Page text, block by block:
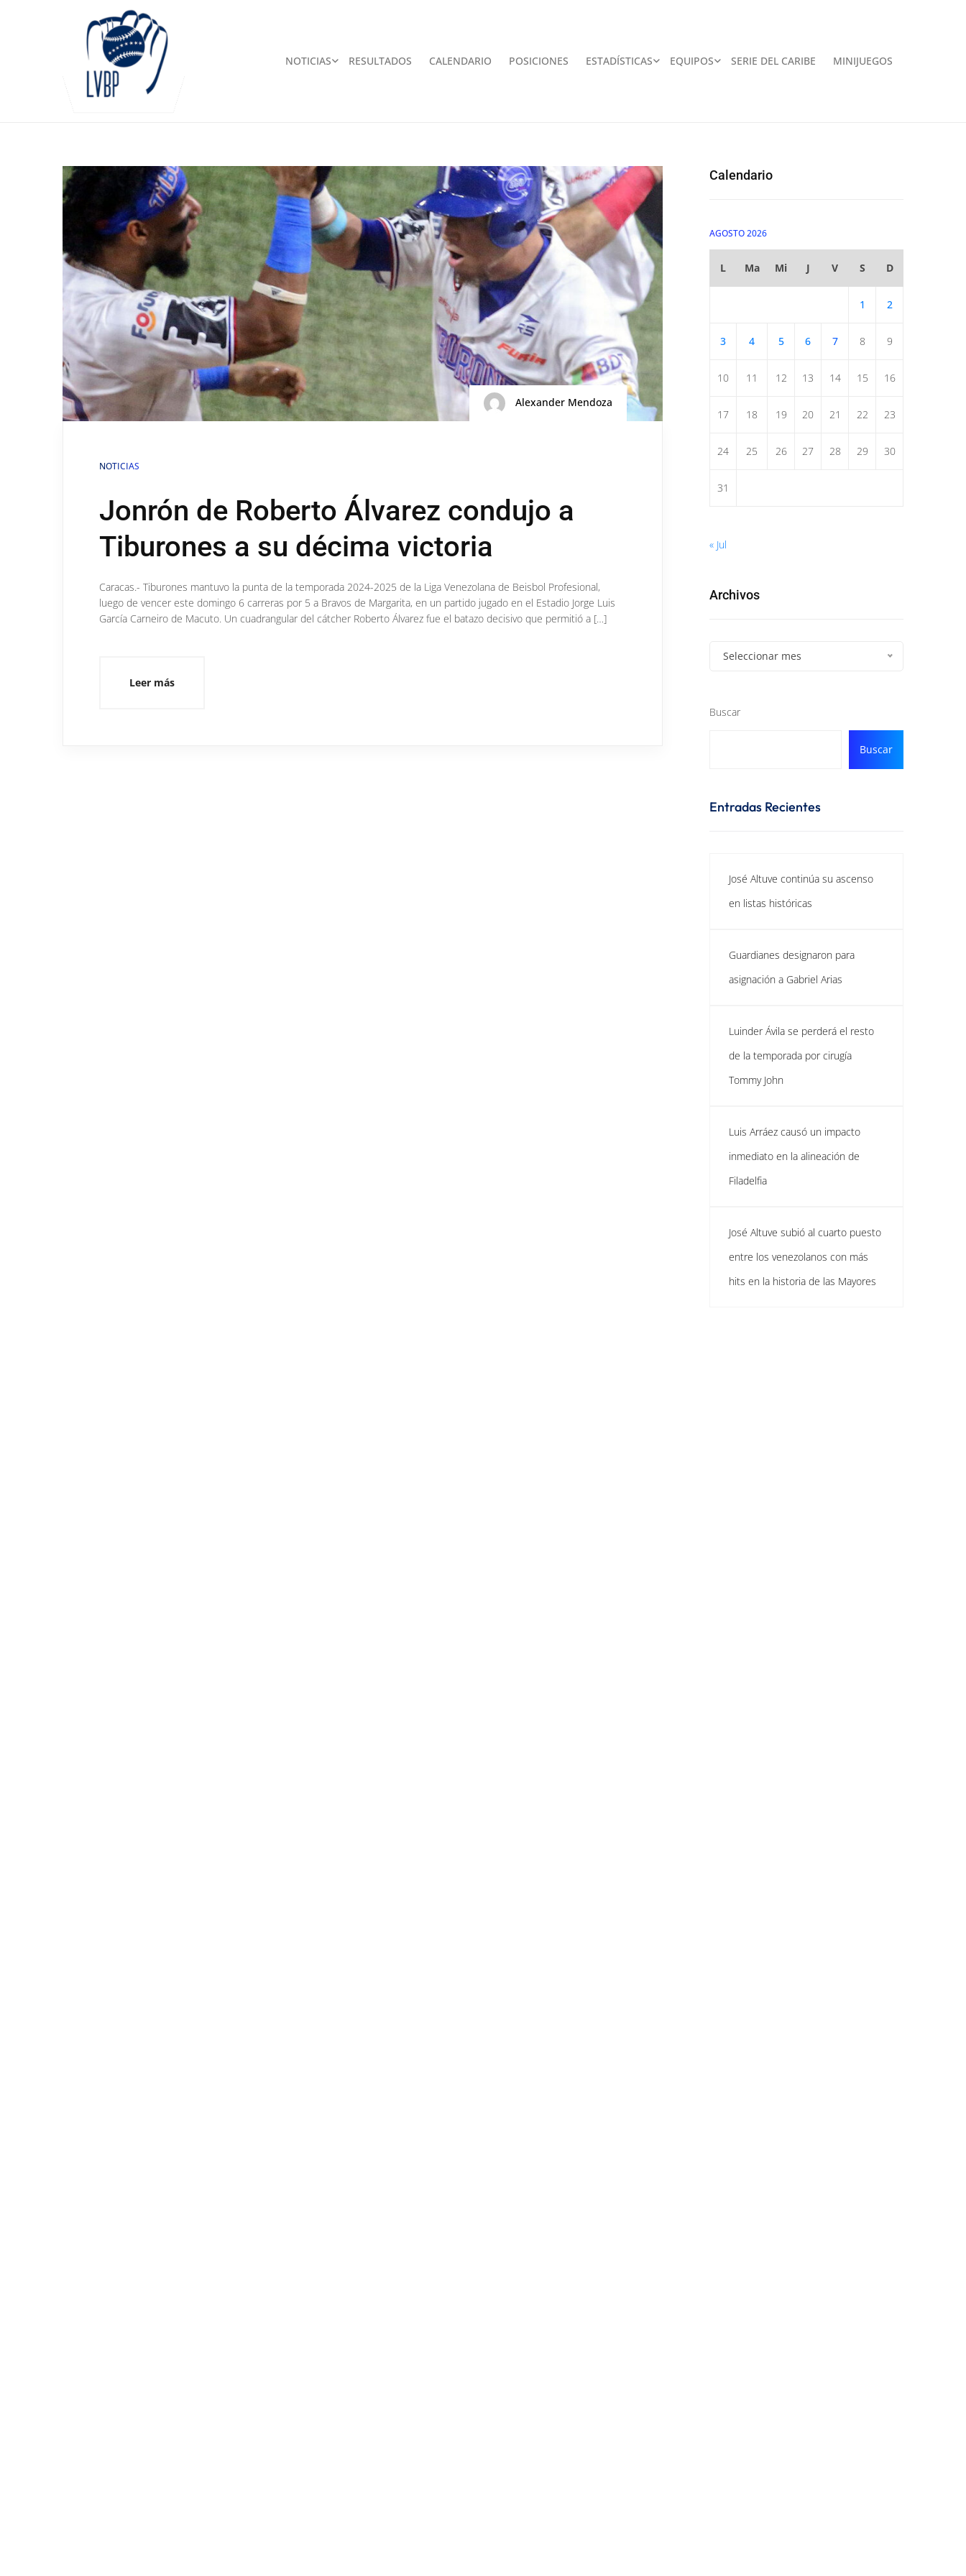
NOTICIAS RESULTADOS CALENDARIO POSICIONES ESTADÍSTICAS EQUIPOS SERIE DEL CARIBE MINIJUEGOS
Alexander Mendoza
NOTICIAS
Jonrón de Roberto Álvarez condujo a
Tiburones a su décima victoria
Caracas.- Tiburones mantuvo la punta de la temporada 2024-2025 de la Liga Venezolana de Beisbol Profesional,
luego de vencer este domingo 6 carreras por 5 a Bravos de Margarita, en un partido jugado en el Estadio Jorge Luis
García Carneiro de Macuto. Un cuadrangular del cátcher Roberto Álvarez fue el batazo decisivo que permitió a […]
Leer más
Calendario
AGOSTO 2026
L Ma Mi J V S D
1 2
3 4 5 6 7 8 9
10 11 12 13 14 15 16
17 18 19 20 21 22 23
24 25 26 27 28 29 30
31
« Jul
Archivos
Seleccionar mes
Buscar
Buscar
Entradas Recientes
José Altuve continúa su ascenso
en listas históricas
Guardianes designaron para
asignación a Gabriel Arias
Luinder Ávila se perderá el resto
de la temporada por cirugía
Tommy John
Luis Arráez causó un impacto
inmediato en la alineación de
Filadelfia
José Altuve subió al cuarto puesto
entre los venezolanos con más
hits en la historia de las Mayores